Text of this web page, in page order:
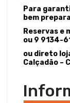
Para
bem
Reservas e
ou 9 9134-
ou direto
Calçadão –